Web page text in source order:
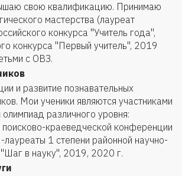
свою квалификацию. Принимаю
мастерства (лауреат
конкурса "Учитель года",
конкурса "Первый учитель", 2019
с ОВЗ.
и развитие познавательных
Мои ученики являются участниками
различного уровня:
краеведческой конференции
1 степени районной научно-
в науку", 2019, 2020 г.